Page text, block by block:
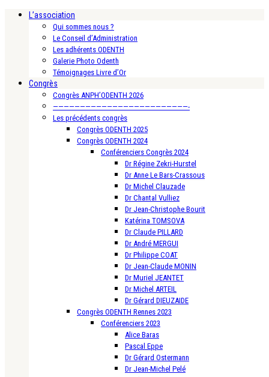
L’association
Qui sommes nous ?
Le Conseil d’Administration
Les adhérents ODENTH
Galerie Photo Odenth
Témoignages Livre d’Or
Congrès
Congrès ANPH’ODENTH 2026
—————————————————————————-
Les précédents congrès
Congrès ODENTH 2025
Congrès ODENTH 2024
Conférenciers Congrès 2024
Dr Régine Zekri-Hurstel
Dr Anne Le Bars-Crassous
Dr Michel Clauzade
Dr Chantal Vulliez
Dr Jean-Christophe Bourit
Katérina TOMSOVA
Dr Claude PILLARD
Dr André MERGUI
Dr Philippe COAT
Dr Jean-Claude MONIN
Dr Muriel JEANTET
Dr Michel ARTEIL
Dr Gérard DIEUZAIDE
Congrès ODENTH Rennes 2023
Conférenciers 2023
Alice Baras
Pascal Eppe
Dr Gérard Ostermann
Dr Jean-Michel Pelé